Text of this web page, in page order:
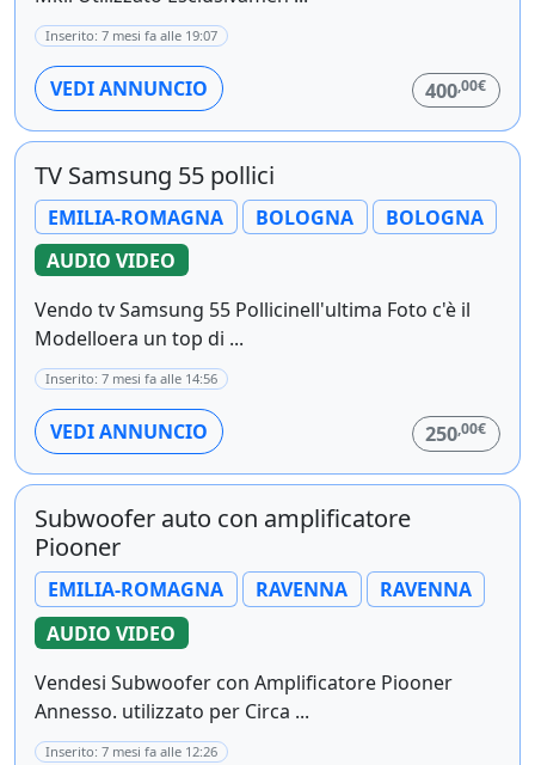
Inserito: 7 mesi fa alle 19:07
VEDI ANNUNCIO 400,00€
TV Samsung 55 pollici
EMILIA-ROMAGNA BOLOGNA
BOLOGNA
AUDIO VIDEO
Vendo tv Samsung 55 Pollicinell'ultima Foto c'è il
Modelloera un top di ...
Inserito: 7 mesi fa alle 14:56
VEDI ANNUNCIO 250,00€
Subwoofer auto con amplificatore
Piooner
EMILIA-ROMAGNA RAVENNA
RAVENNA
AUDIO VIDEO
Vendesi Subwoofer con Amplificatore Piooner
Annesso. utilizzato per Circa ...
Inserito: 7 mesi fa alle 12:26